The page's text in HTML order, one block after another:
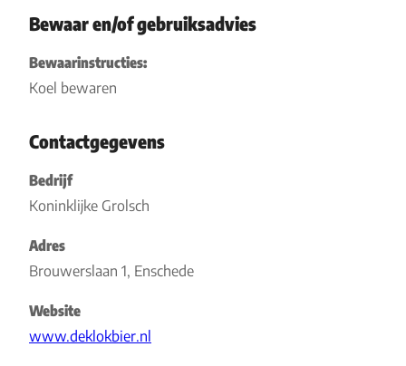
Bewaar en/of gebruiksadvies
Bewaarinstructies:
Koel bewaren
Contactgegevens
Bedrijf
Koninklijke Grolsch
Adres
Brouwerslaan 1, Enschede
Website
www.deklokbier.nl